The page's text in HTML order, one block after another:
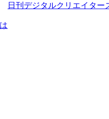
日刊デジタルクリエイター